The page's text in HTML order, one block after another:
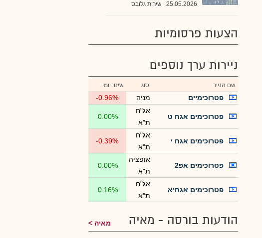
25.05.2026 שירות גלובס
הצעות פרסומיות
ניירות ערך נוספים
שם הנייר סוג שינוי יומי
פטרוכימיים מניה -0.96%
פטרוכימים אגח ט
אג"ח
ת"א
0.00%
פטרוכימים אגח י
אג"ח
ת"א
-0.39%
פטרוכימים אפ2
אופציה
ת"א
0.00%
פטרוכימים אגחיא
אג"ח
ת"א
0.16%
הודעות בורסה - מאיה מאיה